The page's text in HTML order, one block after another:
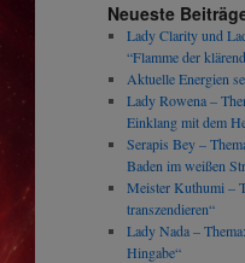
Neueste
Lady Clarity und
“Flamme der
Aktuelle Energien
Lady Rowena –
Einklang mit dem
Serapis Bey –
Baden im weißen
Meister Kuthumi –
transzendieren“
Lady Nada –
Hingabe“